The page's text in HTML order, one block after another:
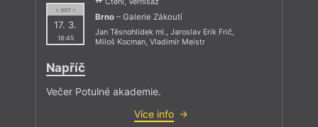
= 2017 =
17. 3.
18:45
Brno – Galerie Zákoutí
Jan Těsnohlídek ml., Jaroslav Erik Frič,
Miloš Kocman, Vladimír Meistr
Napříč
Večer Potulné akademie.
Více info